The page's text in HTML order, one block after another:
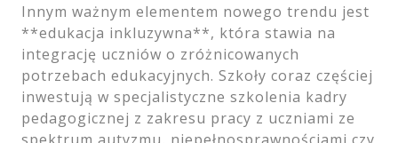
Innym ważnym elementem nowego trendu jest
**edukacja inkluzywna**, która stawia na
integrację uczniów o zróżnicowanych
potrzebach edukacyjnych. Szkoły coraz częściej
inwestują w specjalistyczne szkolenia kadry
pedagogicznej z zakresu pracy z uczniami ze